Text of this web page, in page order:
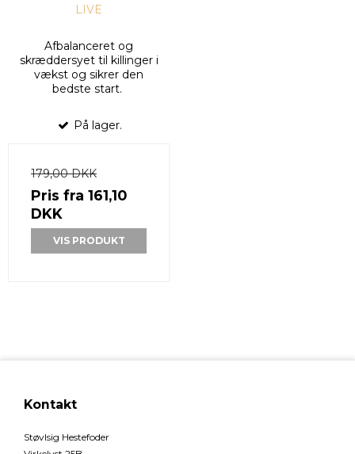
LIVE
Afbalanceret og
skræddersyet til killinger i
vækst og sikrer den
bedste start.
På lager.
179,00 DKK
Pris fra 161,10
DKK
VIS PRODUKT
Kontakt
Støvlsig Hestefoder